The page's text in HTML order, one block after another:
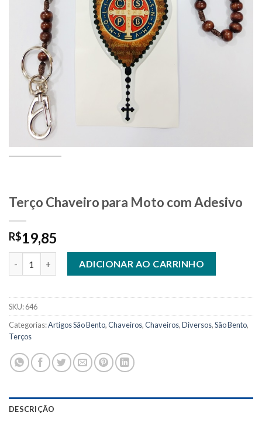
Terço Chaveiro para Moto com Adesivo
R$19,85
ADICIONAR AO CARRINHO
SKU:646
Categorias:Artigos São Bento,Chaveiros,Chaveiros,Diversos,São Bento,
Terços
DESCRIÇÃO